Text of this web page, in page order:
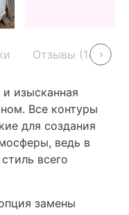
Отзывы (14)
изысканная
Все контуры
для создания
ведь в
всего
замены